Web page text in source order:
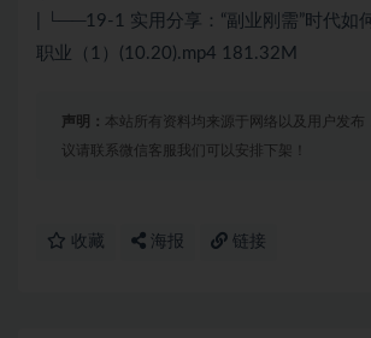
| └──19-1 实用分享：“副业刚需”时代如
职业（1）(10.20).mp4 181.32M
声明： 本站所有资料均来源于网络以及用户发布
议请联系微信客服我们可以安排下架！
收藏 海报 链接